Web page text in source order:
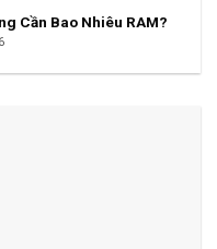
Cần Bao Nhiêu RAM?